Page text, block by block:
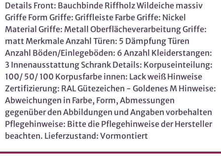
Details Front: Bauchbinde Riffholz Wildeiche massiv
Griffe Form Griffe: Griffleiste Farbe Griffe: Nickel
Material Griffe: Metall Oberflächeverarbeitung Griffe:
matt Merkmale Anzahl Türen: 5 Dämpfung Türen
Anzahl Böden/Einlegeböden: 6 Anzahl Kleiderstangen:
3 Innenausstattung Schrank Details: Korpuseinteilung:
100/ 50/ 100 Korpusfarbe innen: Lack weiß Hinweise
Zertifizierung: RAL Gütezeichen - Goldenes M Hinweise:
Abweichungen in Farbe, Form, Abmessungen
gegenüber den Abbildungen und Angaben vorbehalten
Pflegehinweise: Bitte die Pflegehinweise der Hersteller
beachten. Lieferzustand: Vormontiert